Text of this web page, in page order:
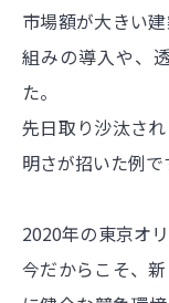
市場額が大きい
組みの導入や、
た。
先日取り沙汰さ
明さが招いた例で
2020年の東京オ
今だからこそ、